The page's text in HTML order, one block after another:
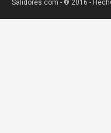
Salidores.com - ® 2016 -